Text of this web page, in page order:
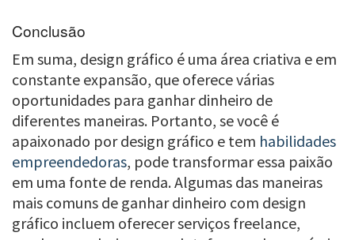
Conclusão
Em suma, design gráfico é uma área criativa e em
constante expansão, que oferece várias
oportunidades para ganhar dinheiro de
diferentes maneiras. Portanto, se você é
apaixonado por design gráfico e tem habilidades
empreendedoras, pode transformar essa paixão
em uma fonte de renda. Algumas das maneiras
mais comuns de ganhar dinheiro com design
gráfico incluem oferecer serviços freelance,